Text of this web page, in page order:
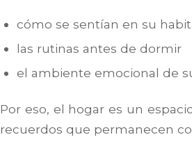
cómo se sentían en su
las rutinas antes de dormir
el ambiente emocional de
Por eso, el hogar es un
recuerdos que permanecen